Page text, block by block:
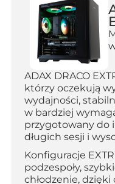
ADAX DRACO
którzy oczekują
wydajności,
w bardziej
przygotowany do
długich sesji i
Konfiguracje
podzespoły,
chłodzenie,